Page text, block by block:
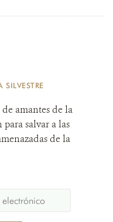
amantes de la
salvar a las
de la